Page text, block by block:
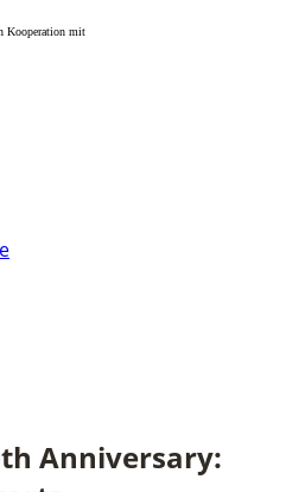
Return to Hogwarts
Anniversary: